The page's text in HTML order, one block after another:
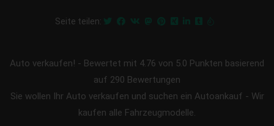
Seite teilen:
Auto verkaufen! - Bewertet mit 4.76 von 5.0 Punkten basierend
auf 290 Bewertungen
Sie wollen Ihr Auto verkaufen und suchen ein Autoankauf - Wir
kaufen alle Fahrzeugmodelle.